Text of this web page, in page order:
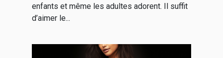
enfants et même les adultes adorent. Il suffit
d’aimer le...